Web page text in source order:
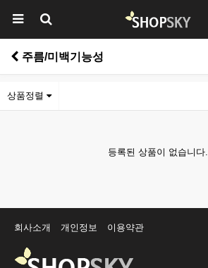
주름/미백기능성
상품정렬
등록된 상품이 없습니다.
회사소개 개인정보 이용약관